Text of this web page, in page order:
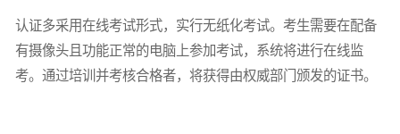
认证多采用在线考试形式，实行无纸化考试。考生需要在配备
有摄像头且功能正常的电脑上参加考试，系统将进行在线监
考。通过培训并考核合格者，将获得由权威部门颁发的证书。